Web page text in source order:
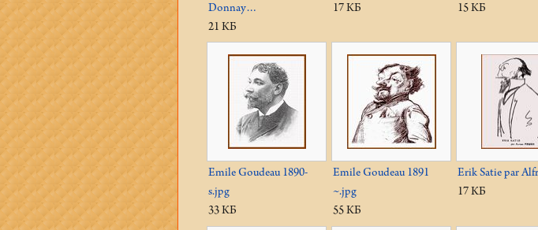
Donnay…
21 КБ
17 КБ
15 КБ
Emile Goudeau 1890-
s.jpg
33 КБ
Emile Goudeau 1891
~.jpg
55 КБ
Erik Satie par
17 КБ